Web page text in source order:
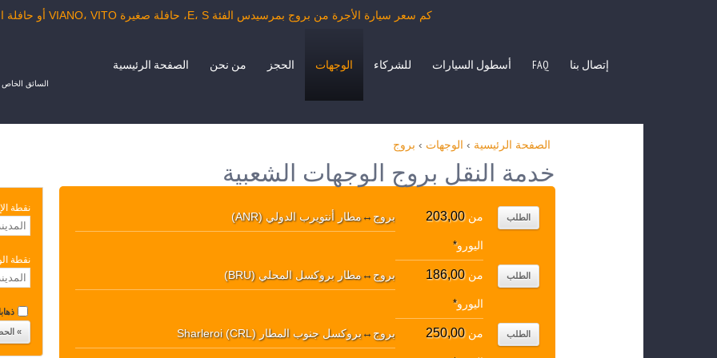
كم سعر سيارة الأجرة من بروج بمرسيدس الفئة E، S، حافلة صغيرة VIANO، VITO أو حافلة الدرجة السياحية.
السائق
الصفحة الرئيسية من نحن الحجز الوجهات للشركاء أسطول السيارات FAQ إتصال بنا
الصفحة الرئيسية › الوجهات › بروج
نقطة
نقطة
خدمة النقل بروج الوجهات الشعبية
بروج ↔مطار أنتويرب الدولي (ANR) من203,00
اليورو*
الطلب
بروج ↔مطار بروكسل المحلي (BRU) من186,00
اليورو*
الطلب
بروج ↔بروكسل جنوب المطار Sharleroi (CRL) من250,00 الطلب